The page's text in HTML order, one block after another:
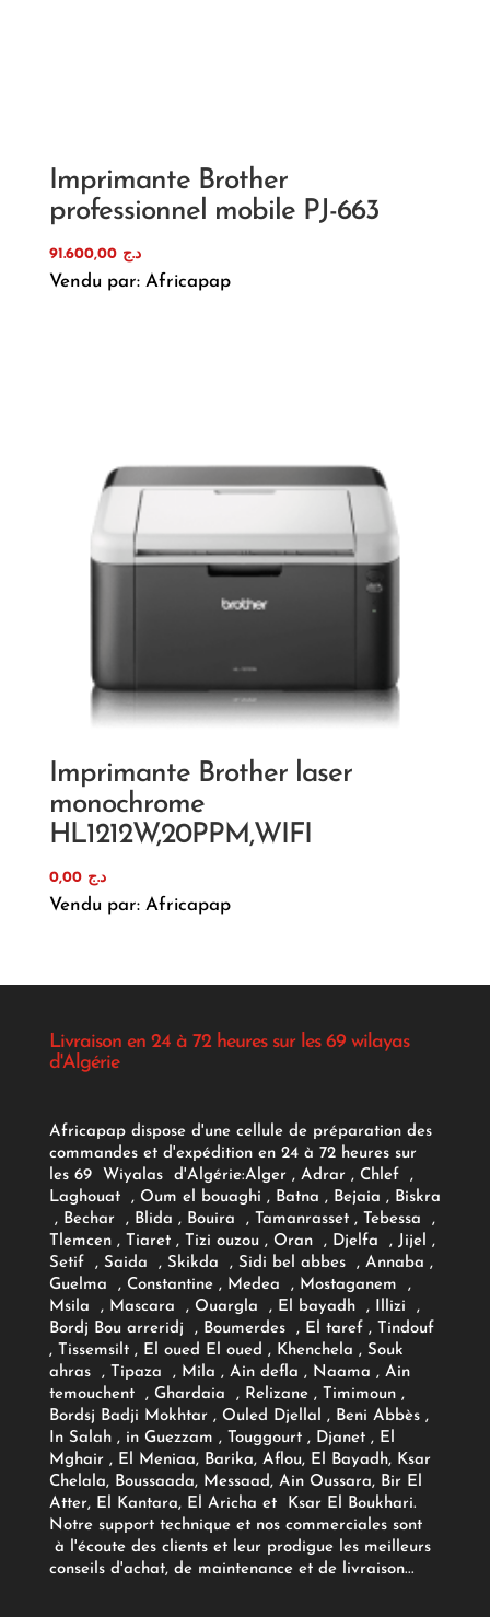
Imprimante Brother
professionnel mobile PJ-663
د.ج 91.600,00
Vendu par: Africapap
Imprimante Brother laser
monochrome
HL1212W,20PPM,WIFI
د.ج 0,00
Vendu par: Africapap
Livraison en 24 à 72 heures sur les 69 wilayas
d'Algérie
Africapap dispose d'une cellule de préparation des
commandes et d'expédition en 24 à 72 heures sur
les 69 Wiyalas d'Algérie:Alger , Adrar, Chlef ,
Laghouat , Oum el bouaghi , Batna , Bejaia , Biskra
, Bechar , Blida , Bouira , Tamanrasset , Tebessa ,
Tlemcen , Tiaret , Tizi ouzou , Oran , Djelfa , Jijel ,
Setif , Saida , Skikda , Sidi bel abbes , Annaba ,
Guelma , Constantine , Medea , Mostaganem ,
Msila , Mascara , Ouargla , El bayadh , Illizi ,
Bordj Bou arreridj , Boumerdes , El taref , Tindouf
, Tissemsilt , El oued El oued , Khenchela , Souk
ahras , Tipaza , Mila , Ain defla , Naama , Ain
temouchent , Ghardaia , Relizane , Timimoun ,
Bordsj Badji Mokhtar , Ouled Djellal , Beni Abbès ,
In Salah , in Guezzam , Touggourt , Djanet , El
Mghair , El Meniaa, Barika, Aflou, El Bayadh, Ksar
Chelala, Boussaada, Messaad, Ain Oussara, Bir El
Atter, El Kantara, El Aricha et Ksar El Boukhari.
Notre support technique et nos commerciales sont
à l'écoute des clients et leur prodigue les meilleurs
conseils d'achat, de maintenance et de livraison...